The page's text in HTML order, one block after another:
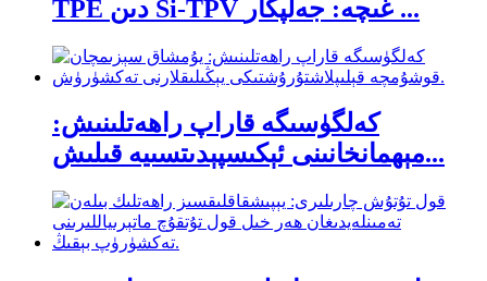
TPE دىن Si-TPV غىچە: جەلپكار ...
كەلگۈسىگە قاراپ راھەتلىنىش:
مېھمانخانىنى ئېكىسپېدىتسىيە قىلىش...